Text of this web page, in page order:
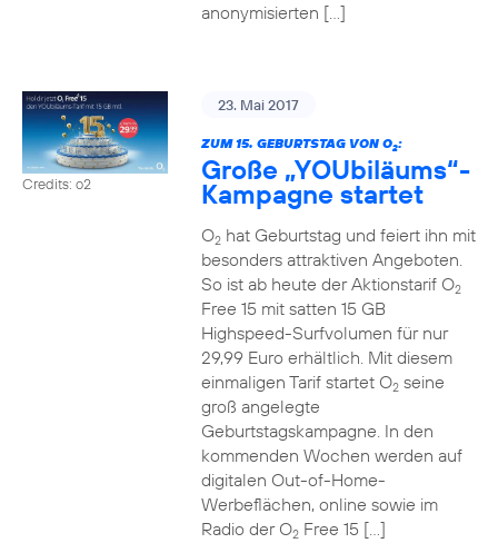
anonymisierten […]
Credits: o2
23. Mai 2017
ZUM 15. GEBURTSTAG VON O2:
Große „YOUbiläums“-
Kampagne startet
O2hat Geburtstag und feiert ihn mit
besonders attraktiven Angeboten.
So ist ab heute der Aktionstarif O2
Free 15 mit satten 15 GB
Highspeed-Surfvolumen für nur
29,99 Euro erhältlich. Mit diesem
einmaligen Tarif startet O2seine
groß angelegte
Geburtstagskampagne. In den
kommenden Wochen werden auf
digitalen Out-of-Home-
Werbeflächen, online sowie im
Radio der O2Free 15 […]